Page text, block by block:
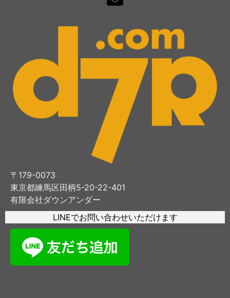
〒179-0073
東京都練馬区田柄5-20-22-401
有限会社ダウンアンダー
LINEでお問い合わせいただけます